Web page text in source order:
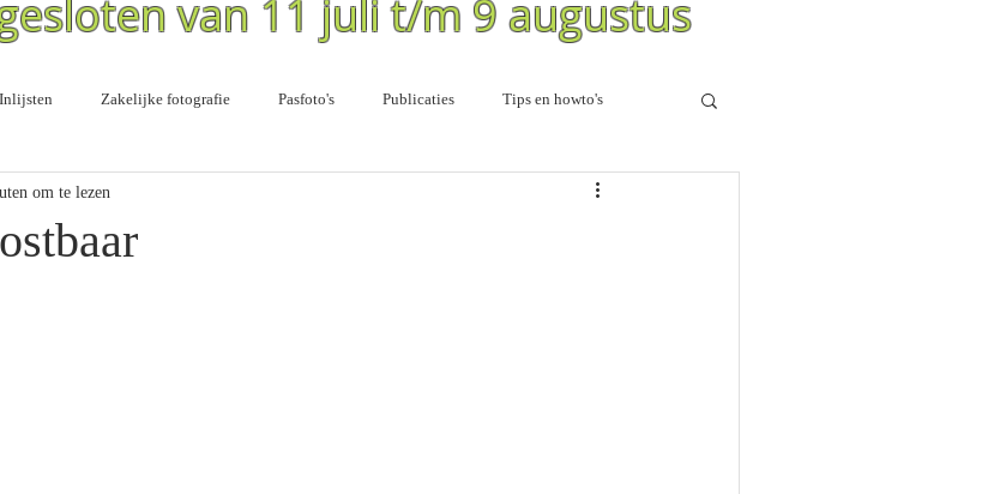
van 11 juli t/m 9 augustus
Inlijsten Zakelijke fotografie Pasfoto's Publicaties Tips en howto's
om te lezen